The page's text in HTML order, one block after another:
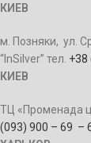
КИЕВ
м. Позняки, ул.
“InSilver” тел. +38
КИЕВ
ТЦ «Променада
(093) 900 – 69 –